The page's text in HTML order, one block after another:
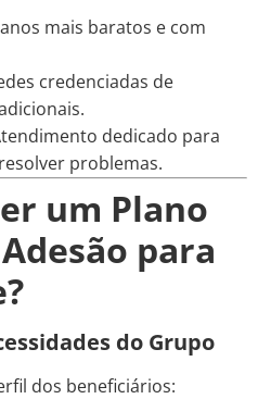
mais baratos e com
credenciadas de
dedicado para
problemas.
um Plano
para
do Grupo
dos beneficiários: